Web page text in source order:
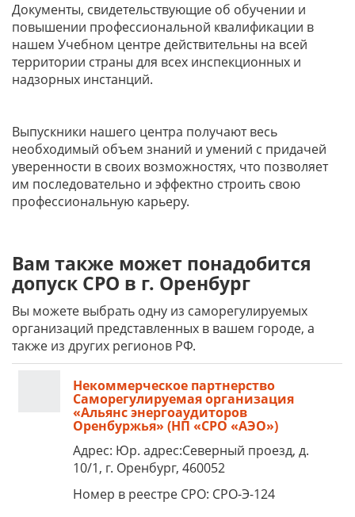
Документы, свидетельствующие об обучении и
повышении профессиональной квалификации в
нашем Учебном центре действительны на всей
территории страны для всех инспекционных и
надзорных инстанций.
Выпускники нашего центра получают весь
необходимый объем знаний и умений с придачей
уверенности в своих возможностях, что позволяет
им последовательно и эффектно строить свою
профессиональную карьеру.
Вам также может понадобится
допуск СРО в г. Оренбург
Вы можете выбрать одну из саморегулируемых
организаций представленных в вашем городе, а
также из других регионов РФ.
Некоммерческое партнерство
Саморегулируемая организация
«Альянс энергоаудиторов
Оренбуржья» (НП «СРО «АЭО»)
Адрес: Юр. адрес:Северный проезд, д.
10/1, г. Оренбург, 460052
Номер в реестре СРО: СРО-Э-124